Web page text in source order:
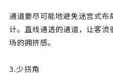
通道要尽可能地避免迷宫式
计。直线通透的通道，让客
场的拥挤感。
3.少拐角